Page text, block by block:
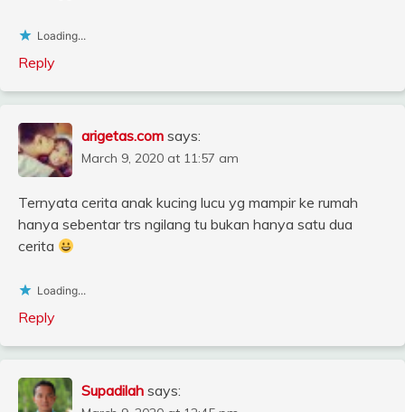
Loading...
Reply
arigetas.com says:
March 9, 2020 at 11:57 am
Ternyata cerita anak kucing lucu yg mampir ke rumah
hanya sebentar trs ngilang tu bukan hanya satu dua
cerita
Loading...
Reply
Supadilah says: